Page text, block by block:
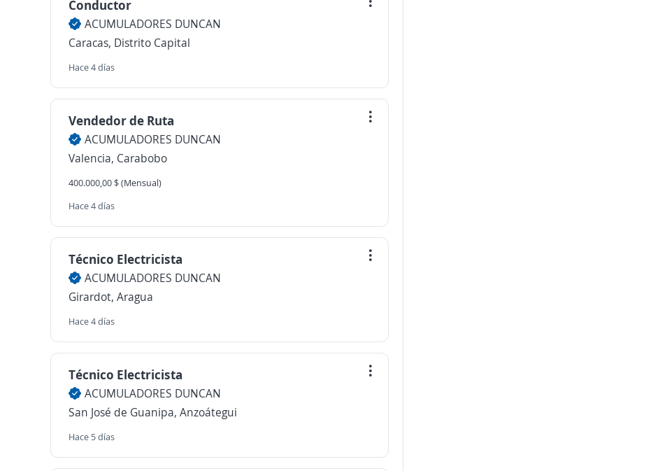
Conductor
ACUMULADORES DUNCAN
Caracas, Distrito Capital
Hace 4 días
Vendedor de Ruta
ACUMULADORES DUNCAN
Valencia, Carabobo
400.000,00 $ (Mensual)
Hace 4 días
Técnico Electricista
ACUMULADORES DUNCAN
Girardot, Aragua
Hace 4 días
Técnico Electricista
ACUMULADORES DUNCAN
San José de Guanipa, Anzoátegui
Hace 5 días